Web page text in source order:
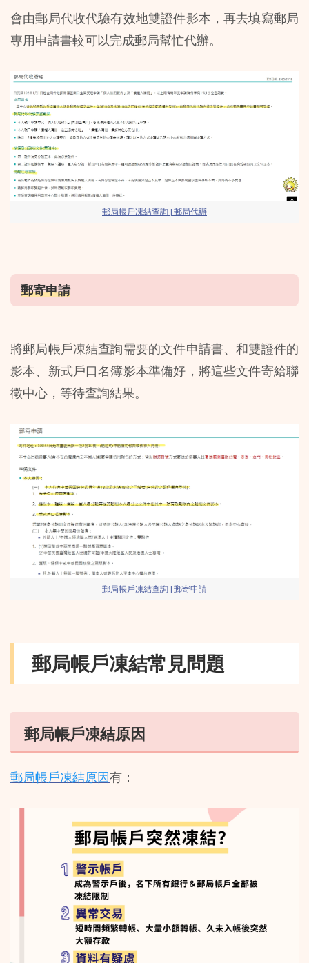
會由郵局代收代驗有效地雙證件影本，再去填寫郵局
專用申請書較可以完成郵局幫忙代辦。
郵局帳戶凍結查詢 | 郵局代辦
郵寄申請
將郵局帳戶凍結查詢需要的文件申請書、和雙證件的
影本、新式戶口名簿影本準備好，將這些文件寄給聯
徵中心，等待查詢結果。
郵局帳戶凍結查詢 | 郵寄申請
郵局帳戶凍結常見問題
郵局帳戶凍結原因
郵局帳戶凍結原因有：